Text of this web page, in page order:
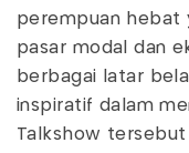
perempuan hebat
pasar modal dan
berbagai latar
inspiratif dalam
Talkshow tersebut